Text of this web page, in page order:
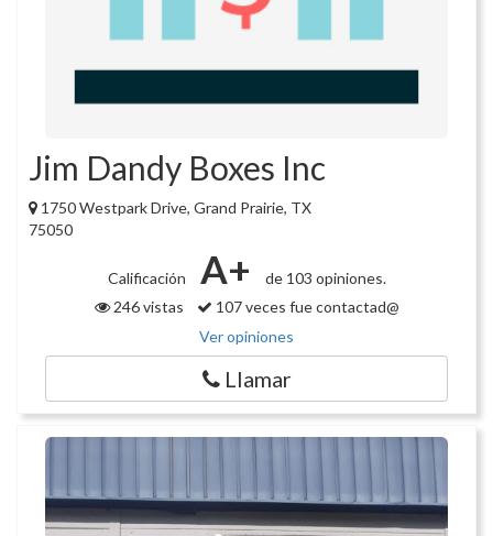
Jim Dandy Boxes Inc
1750 Westpark Drive, Grand Prairie, TX
75050
Calificación A+
de 103 opiniones.
246 vistas
107 veces fue contactad@
Ver opiniones
Llamar